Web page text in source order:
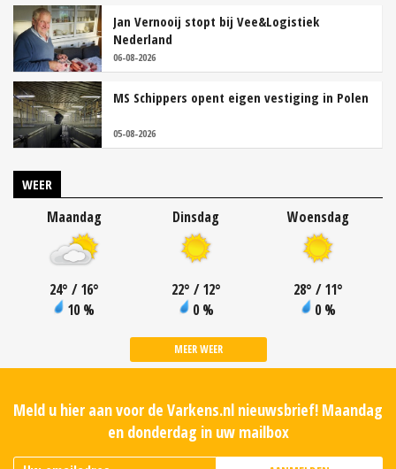
Jan Vernooij stopt bij Vee&Logistiek
Nederland
06-08-2026
MS Schippers opent eigen vestiging in Polen
05-08-2026
WEER
Maandag
24° / 16°
10 %
Dinsdag
22° / 12°
0 %
Woensdag
28° / 11°
0 %
MEER WEER
Meld u hier aan voor de Varkens.nl nieuwsbrief! Maandag
en donderdag in uw mailbox